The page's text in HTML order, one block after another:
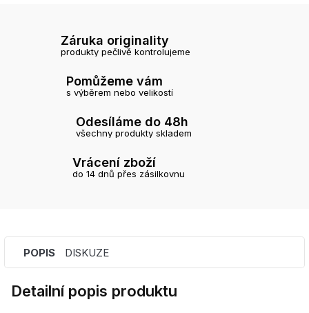
Záruka originality
produkty pečlivě kontrolujeme
Pomůžeme vám
s výběrem nebo velikostí
Odesíláme do 48h
všechny produkty skladem
Vrácení zboží
do 14 dnů přes zásilkovnu
POPIS DISKUZE
Detailní popis produktu